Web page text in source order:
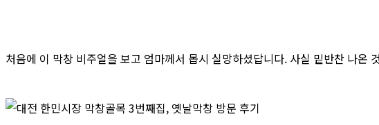
처음에 이 막창 비주얼을 보고 엄마께서 몹시 실망하셨답니다. 사실 밑반찬 나